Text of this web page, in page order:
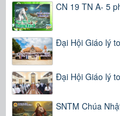
CN 19 TN A- 5
Đại Hội Giáo lý
Đại Hội Giáo lý
SNTM Chúa